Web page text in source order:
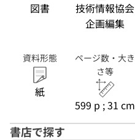
図書
技術情報協会
企画編集
資料形態
紙
ページ数・大き
さ等
599 p ; 31 cm
書店で探す